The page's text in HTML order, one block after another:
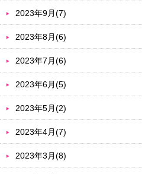
2023年9月(7)
2023年8月(6)
2023年7月(6)
2023年6月(5)
2023年5月(2)
2023年4月(7)
2023年3月(8)